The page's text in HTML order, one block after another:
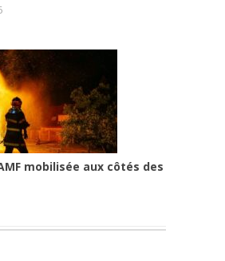
mobilisée aux côtés des